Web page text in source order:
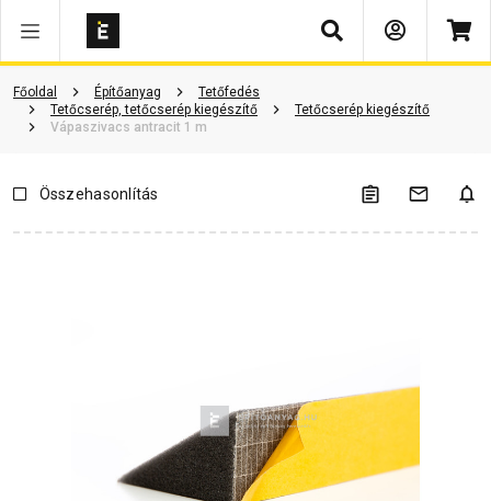
Keresés
Főoldal Építőanyag
Tetőfedés
Tetőcserép, tetőcserép kiegészítő
Tetőcserép kiegészítő
Vápaszivacs antracit 1 m
Vásárlói vélemények Kérdések és válaszok Kapcsolódó cikkek
Összehasonlítás